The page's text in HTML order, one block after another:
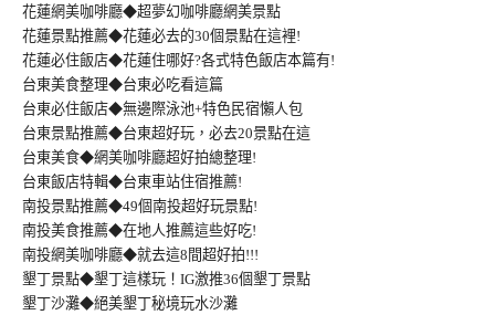
花蓮網美咖啡廳◆超夢幻咖啡廳網美景點
花蓮景點推薦◆花蓮必去的30個景點在這裡!
花蓮必住飯店◆花蓮住哪好?各式特色飯店本篇有!
台東美食整理◆台東必吃看這篇
台東必住飯店◆無邊際泳池+特色民宿懶人包
台東景點推薦◆台東超好玩，必去20景點在這
台東美食◆網美咖啡廳超好拍總整理!
台東飯店特輯◆台東車站住宿推薦!
南投景點推薦◆49個南投超好玩景點!
南投美食推薦◆在地人推薦這些好吃!
南投網美咖啡廳◆就去這8間超好拍!!!
墾丁景點◆墾丁這樣玩！IG激推36個墾丁景點
墾丁沙灘◆絕美墾丁秘境玩水沙灘